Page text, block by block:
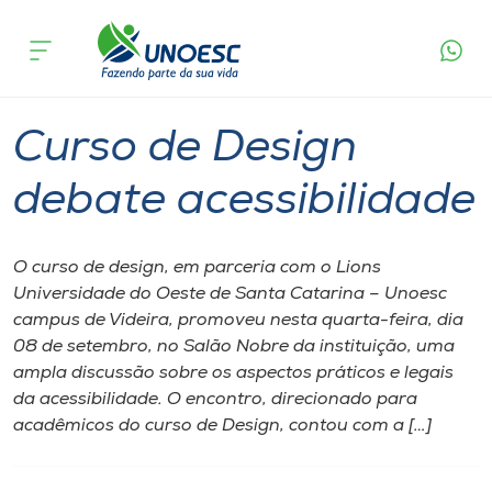
Cursos
Pesquisa
Portal de Ensino
A
acontece
Curso de Design
debate acessibilidade
O curso de design, em parceria com o Lions
Universidade do Oeste de Santa Catarina – Unoesc
campus de Videira, promoveu nesta quarta-feira, dia
08 de setembro, no Salão Nobre da instituição, uma
ampla discussão sobre os aspectos práticos e legais
da acessibilidade. O encontro, direcionado para
acadêmicos do curso de Design, contou com a […]